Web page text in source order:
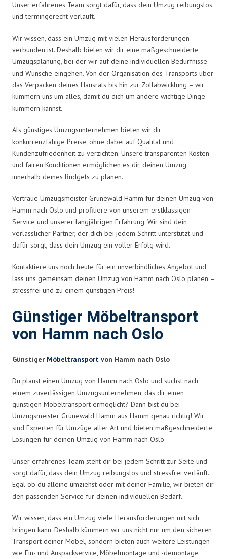
Unser erfahrenes Team sorgt dafür, dass dein Umzug reibungslos
und termingerecht verläuft.
Wir wissen, dass ein Umzug mit vielen Herausforderungen
verbunden ist. Deshalb bieten wir dir eine maßgeschneiderte
Umzugsplanung, bei der wir auf deine individuellen Bedürfnisse
und Wünsche eingehen. Von der Organisation des Transports über
das Verpacken deines Hausrats bis hin zur Zollabwicklung – wir
kümmern uns um alles, damit du dich um andere wichtige Dinge
kümmern kannst.
Als günstiges Umzugsunternehmen bieten wir dir
konkurrenzfähige Preise, ohne dabei auf Qualität und
Kundenzufriedenheit zu verzichten. Unsere transparenten Kosten
und fairen Konditionen ermöglichen es dir, deinen Umzug
innerhalb deines Budgets zu planen.
Vertraue Umzugsmeister Grunewald Hamm für deinen Umzug von
Hamm nach Oslo und profitiere von unserem erstklassigen
Service und unserer langjährigen Erfahrung. Wir sind dein
verlässlicher Partner, der dich bei jedem Schritt unterstützt und
dafür sorgt, dass dein Umzug ein voller Erfolg wird.
Kontaktiere uns noch heute für ein unverbindliches Angebot und
lass uns gemeinsam deinen Umzug von Hamm nach Oslo planen –
stressfrei und zu einem günstigen Preis!
Günstiger Möbeltransport
von Hamm nach Oslo
Günstiger Möbeltransport von Hamm nach Oslo
Du planst einen Umzug von Hamm nach Oslo und suchst nach
einem zuverlässigen Umzugsunternehmen, das dir einen
günstigen Möbeltransport ermöglicht? Dann bist du bei
Umzugsmeister Grunewald Hamm aus Hamm genau richtig! Wir
sind Experten für Umzüge aller Art und bieten maßgeschneiderte
Lösungen für deinen Umzug von Hamm nach Oslo.
Unser erfahrenes Team steht dir bei jedem Schritt zur Seite und
sorgt dafür, dass dein Umzug reibungslos und stressfrei verläuft.
Egal ob du alleine umziehst oder mit deiner Familie, wir bieten dir
den passenden Service für deinen individuellen Bedarf.
Wir wissen, dass ein Umzug viele Herausforderungen mit sich
bringen kann. Deshalb kümmern wir uns nicht nur um den sicheren
Transport deiner Möbel, sondern bieten auch weitere Leistungen
wie Ein- und Auspackservice, Möbelmontage und -demontage